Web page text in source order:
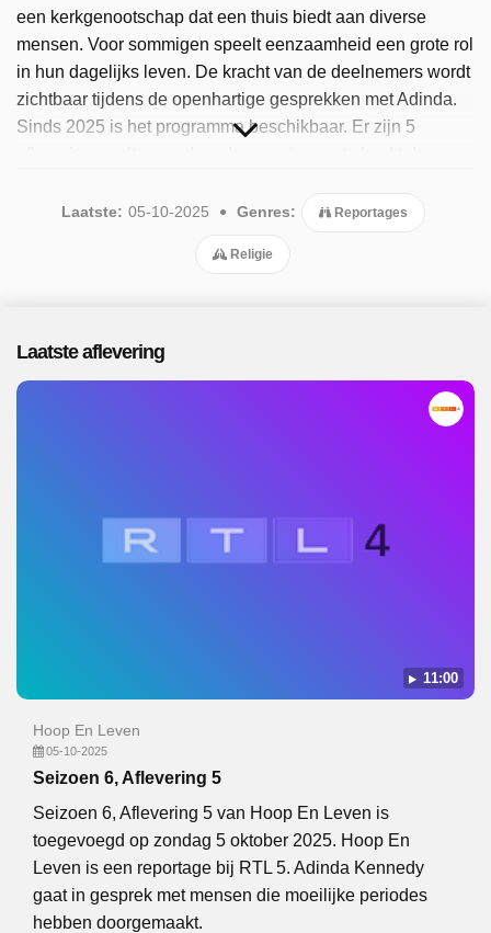
een kerkgenootschap dat een thuis biedt aan diverse
mensen. Voor sommigen speelt eenzaamheid een grote rol
in hun dagelijks leven. De kracht van de deelnemers wordt
zichtbaar tijdens de openhartige gesprekken met Adinda.
Sinds 2025 is het programma beschikbaar. Er zijn 5
Laatste: 05-10-2025 Genres: Reportages
Religie
Laatste aflevering
11:00
Hoop En Leven
05-10-2025
Seizoen 6, Aflevering 5
Seizoen 6, Aflevering 5 van Hoop En Leven is
toegevoegd op zondag 5 oktober 2025. Hoop En
Leven is een reportage bij RTL 5. Adinda Kennedy
gaat in gesprek met mensen die moeilijke periodes
hebben doorgemaakt.